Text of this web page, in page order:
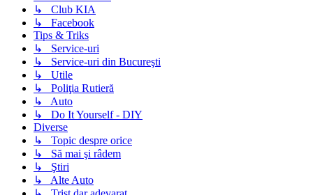
↳ Club KIA
↳ Facebook
Tips & Triks
↳ Service-uri
↳ Service-uri din Bucureşti
↳ Utile
↳ Poliţia Rutieră
↳ Auto
↳ Do It Yourself - DIY
Diverse
↳ Topic despre orice
↳ Să mai şi râdem
↳ Ştiri
↳ Alte Auto